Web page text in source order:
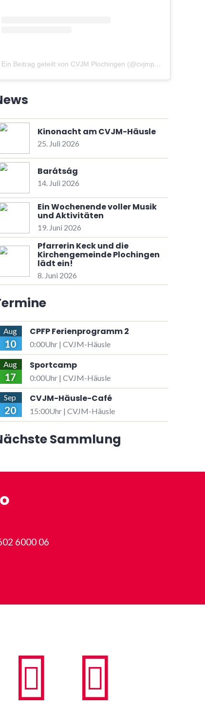
Ein Beitrag geteilt von CVJM Plochingen (@cvjmplochingen)
Kinonacht am CVJM-Häusle
25. Juli 2026
Barátság
14. Juli 2026
Ein Wochenende voller Musik
und Aktivitäten
19. Juni 2026
Pfarrerin Keck und die
Kirchengemeinde Plochingen
lädt ein!
8. Juni 2026
Aug
10
CPFP Ferienprogramm 2
0:00Uhr | CVJM-Häusle
Aug
17
Sportcamp
0:00Uhr | CVJM-Häusle
Sep
20
CVJM-Häusle-Café
15:00Uhr | CVJM-Häusle
Sammlung
6000 06